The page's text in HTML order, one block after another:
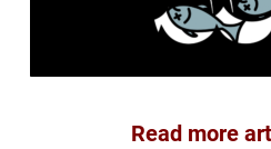
Read more